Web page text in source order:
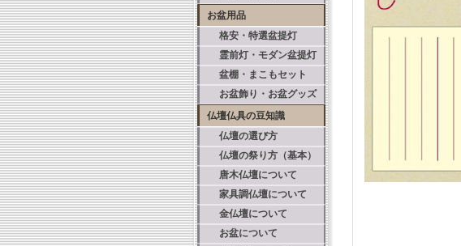
お盆用品
格安・特選盆提灯
霊前灯・モダン盆提灯
盆棚・まこもセット
お盆飾り・お盆グッズ
仏壇仏具の豆知識
仏壇の選び方
仏壇の祭り方（基本）
唐木仏壇について
家具調仏壇について
金仏壇について
お盆について